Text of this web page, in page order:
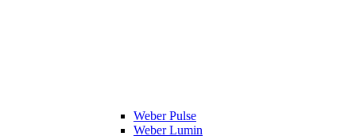
Weber Pulse
Weber Lumin